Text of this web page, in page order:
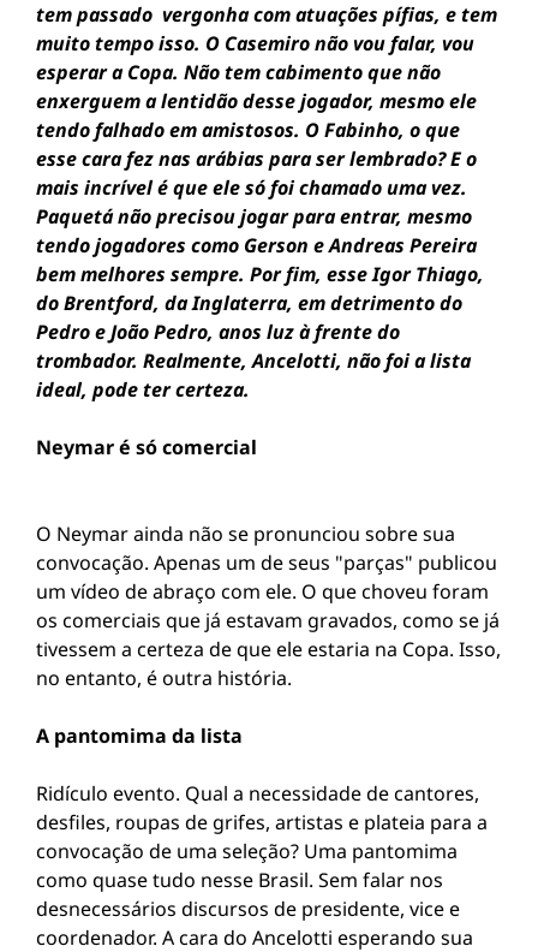
tem passado vergonha com atuações pífias, e tem
muito tempo isso. O Casemiro não vou falar, vou
esperar a Copa. Não tem cabimento que não
enxerguem a lentidão desse jogador, mesmo ele
tendo falhado em amistosos. O Fabinho, o que
esse cara fez nas arábias para ser lembrado? E o
mais incrível é que ele só foi chamado uma vez.
Paquetá não precisou jogar para entrar, mesmo
tendo jogadores como Gerson e Andreas Pereira
bem melhores sempre. Por fim, esse Igor Thiago,
do Brentford, da Inglaterra, em detrimento do
Pedro e João Pedro, anos luz à frente do
trombador. Realmente, Ancelotti, não foi a lista
ideal, pode ter certeza.
Neymar é só comercial
O Neymar ainda não se pronunciou sobre sua
convocação. Apenas um de seus "parças" publicou
um vídeo de abraço com ele. O que choveu foram
os comerciais que já estavam gravados, como se já
tivessem a certeza de que ele estaria na Copa. Isso,
no entanto, é outra história.
A pantomima da lista
Ridículo evento. Qual a necessidade de cantores,
desfiles, roupas de grifes, artistas e plateia para a
convocação de uma seleção? Uma pantomima
como quase tudo nesse Brasil. Sem falar nos
desnecessários discursos de presidente, vice e
coordenador. A cara do Ancelotti esperando sua